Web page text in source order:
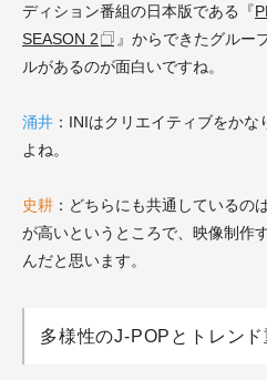
ディション番組の日本版である『
SEASON 2
』からできたグルー
ルがあるのが面白いですね。
涌井 ：INIはクリエイティブをか
よね。
史耕 ：どちらにも共通しているの
が高いというところで、映像制作
んだと思います。
多様性のJ-POPとトレン